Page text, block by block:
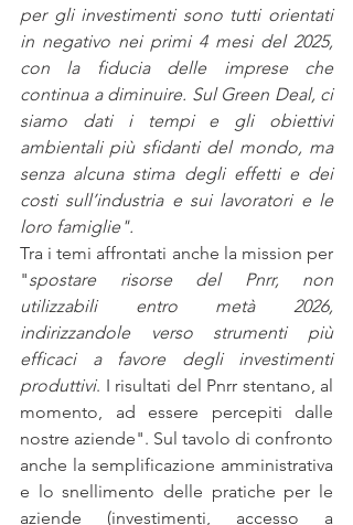
per gli investimenti sono tutti orientati
in negativo nei primi 4 mesi del 2025,
con la fiducia delle imprese che
continua a diminuire. Sul Green Deal, ci
siamo dati i tempi e gli obiettivi
ambientali più sfidanti del mondo, ma
senza alcuna stima degli effetti e dei
costi sull’industria e sui lavoratori e le
loro famiglie".
Tra i temi affrontati anche la mission per
"spostare risorse del Pnrr, non
utilizzabili entro metà 2026,
indirizzandole verso strumenti più
efficaci a favore degli investimenti
produttivi. I risultati del Pnrr stentano, al
momento, ad essere percepiti dalle
nostre aziende". Sul tavolo di confronto
anche la semplificazione amministrativa
e lo snellimento delle pratiche per le
aziende (investimenti, accesso a